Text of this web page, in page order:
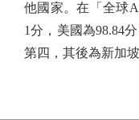
他國家。在「全球
1分，美國為98.84
第四，其後為新加